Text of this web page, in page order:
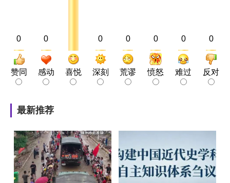
0
赞同
0
感动 喜悦
0
深刻
0
荒谬
0
愤怒
0
难过
0
反对
最新推荐